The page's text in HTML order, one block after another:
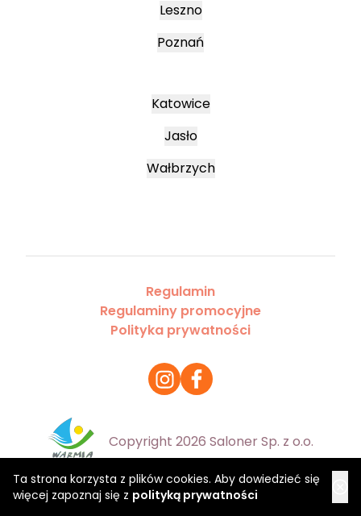
Ta strona korzysta z plików cookies. Aby dowiedzieć się
więcej zapoznaj się z polityką prywatności
Leszno
Poznań
Katowice
Jasło
Wałbrzych
Regulamin
Regulaminy promocyjne
Polityka prywatności
Copyright 2026 Saloner Sp. z o.o.